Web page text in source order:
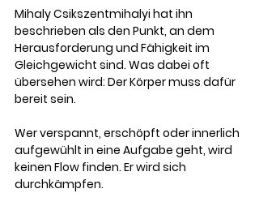
Mihaly Csikszentmihalyi hat ihn
beschrieben als den Punkt, an dem
Herausforderung und Fähigkeit im
Gleichgewicht sind. Was dabei oft
übersehen wird: Der Körper muss dafür
bereit sein.
Wer verspannt, erschöpft oder innerlich
aufgewühlt in eine Aufgabe geht, wird
keinen Flow finden. Er wird sich
durchkämpfen.